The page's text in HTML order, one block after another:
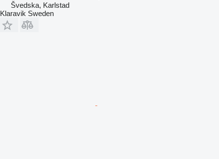
Švedska, Karlstad
Klaravik Sweden